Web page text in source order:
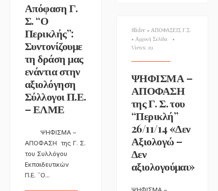
Απόφαση Γ.
Σ. “Ο
Περικλής”:
Συντονίζουμε
τη δράση μας
ενάντια στην
αξιολόγηση
Σύλλογοι Π.Ε.
– ΕΛΜΕ
ΨΗΦΙΣΜΑ –
ΑΠΟΦΑΣΗ της Γ. Σ.
του Συλλόγου
Εκπαιδευτικών
Π.Ε. ΄΄Ο...
Slider • ΑΠΟΦΑΣΕΙΣ Γ.Σ.
• Αρχική Σελίδα
•
Views: 19
ΨΗΦΙΣΜΑ –
ΑΠΟΦΑΣΗ
της Γ. Σ. του
“Περικλή”
26/11/14 «Δεν
Αξιολογώ –
Δεν
αξιολογούμαι»